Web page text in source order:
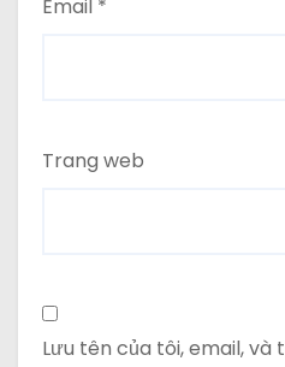
Email *
Trang web
Lưu tên của tôi, email,